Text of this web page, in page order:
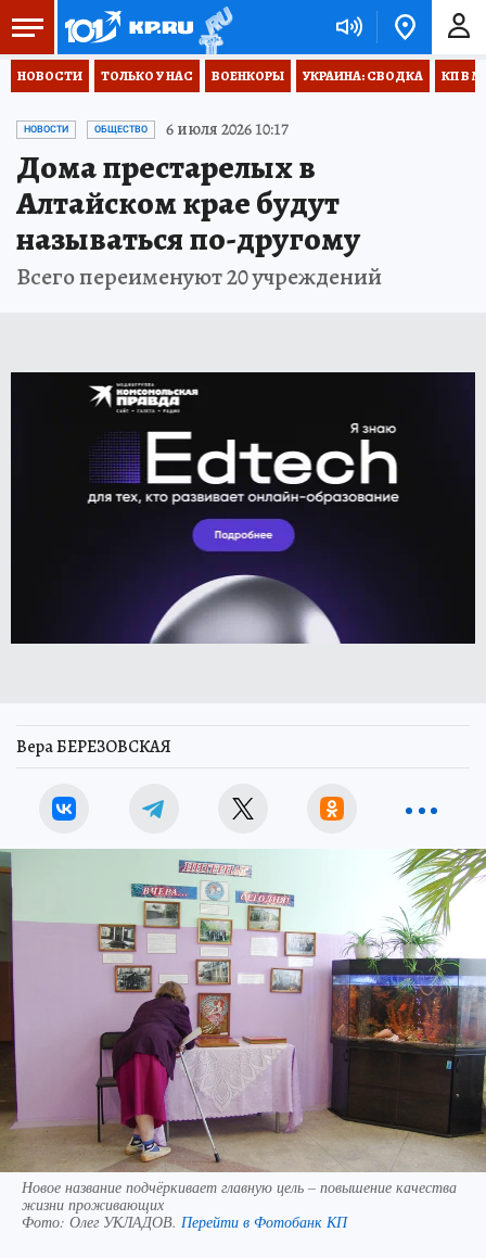
НОВОСТИ ТОЛЬКО У НАС ВОЕНКОРЫ УКРАИНА: СВОДКА КП В
НОВОСТИ ОБЩЕСТВО 6 июля 2026 10:17
Дома престарелых в
Алтайском крае будут
называться по-другому
Всего переименуют 20 учреждений
Вера БЕРЕЗОВСКАЯ
Новое название подчёркивает главную цель – повышение качества
жизни проживающих
Фото: Олег УКЛАДОВ. Перейти в Фотобанк КП